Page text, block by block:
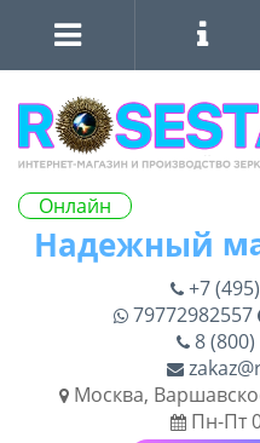
Онлайн
+7
79772982557
8 (800)
Москва,
Пн-Пт